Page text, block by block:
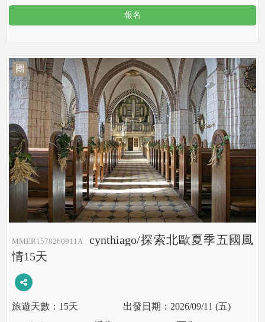
報名
團
MMER1578260911A
cynthiago/探索北歐夏季五國風
情15天
15天 2026/09/11 (五)